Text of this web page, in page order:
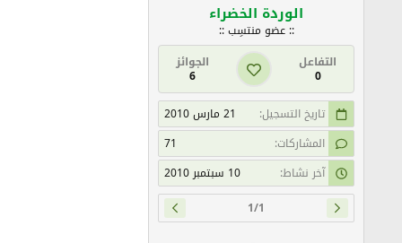
الوردة الخضراء
:: عضو منتسِب ::
التفاعل
0
الجوائز
6
تاريخ التسجيل
21 مارس 2010
المشاركات
71
آخر نشاط
10 سبتمبر 2010
1/1